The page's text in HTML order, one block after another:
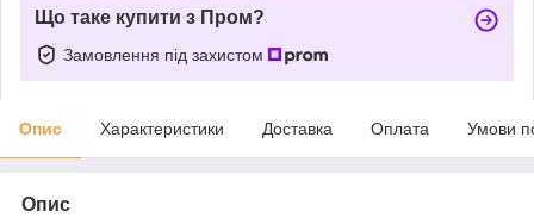
Що таке купити з Пром?
Замовлення під захистом
Опис Характеристики Доставка Оплата Умови
Опис